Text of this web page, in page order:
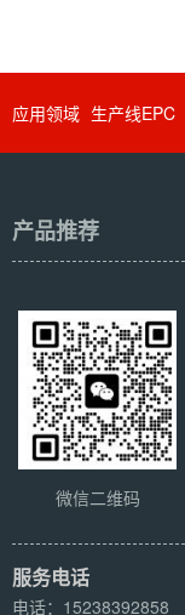
应用领域 生产线EPC
产品推荐
微信二维码
服务电话
电话：15238392858